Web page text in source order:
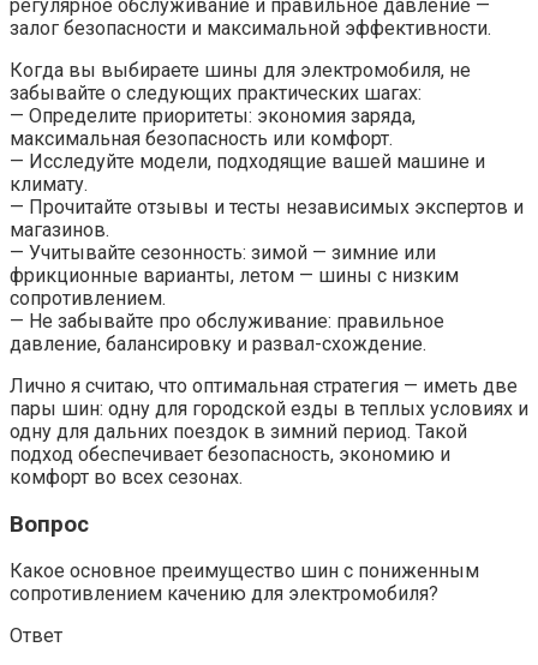
регулярное обслуживание и правильное давление —
залог безопасности и максимальной эффективности.
Когда вы выбираете шины для электромобиля, не
забывайте о следующих практических шагах:
— Определите приоритеты: экономия заряда,
максимальная безопасность или комфорт.
— Исследуйте модели, подходящие вашей машине и
климату.
— Прочитайте отзывы и тесты независимых экспертов и
магазинов.
— Учитывайте сезонность: зимой — зимние или
фрикционные варианты, летом — шины с низким
сопротивлением.
— Не забывайте про обслуживание: правильное
давление, балансировку и развал-схождение.
Лично я считаю, что оптимальная стратегия — иметь две
пары шин: одну для городской езды в теплых условиях и
одну для дальних поездок в зимний период. Такой
подход обеспечивает безопасность, экономию и
комфорт во всех сезонах.
Вопрос
Какое основное преимущество шин с пониженным
сопротивлением качению для электромобиля?
Ответ